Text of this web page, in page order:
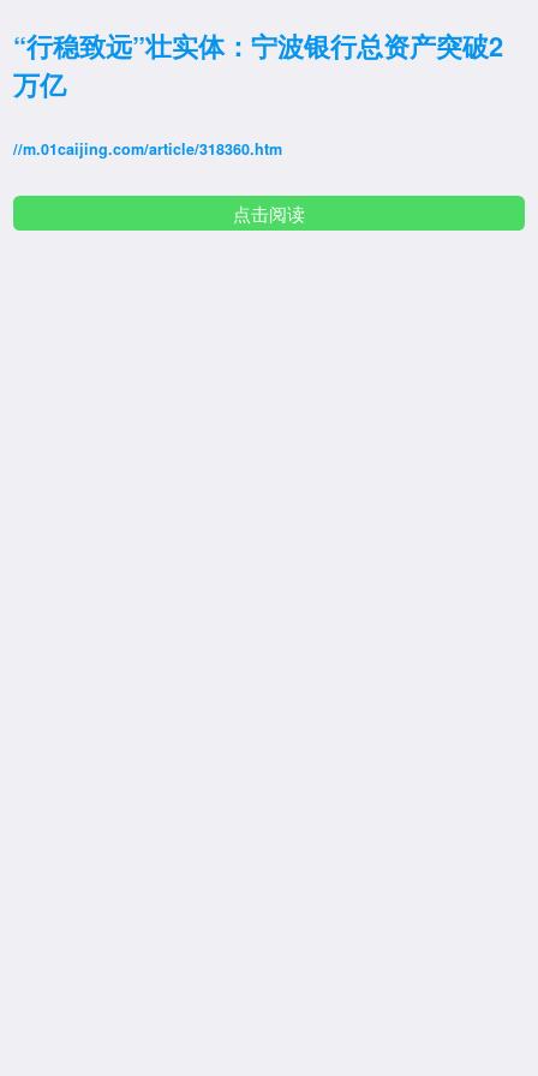
“行稳致远”壮实体：宁波银行总资产突破2
万亿
//m.01caijing.com/article/318360.htm
点击阅读